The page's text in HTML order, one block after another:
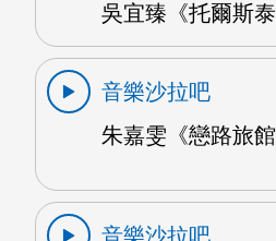
吳宜臻《托爾斯
音樂沙拉吧
朱嘉雯《戀路旅
音樂沙拉吧